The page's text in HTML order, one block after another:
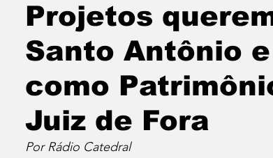
Projetos
Santo Antônio
como
Juiz de Fora
Por Rádio Catedral